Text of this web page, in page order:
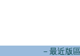
－最近版